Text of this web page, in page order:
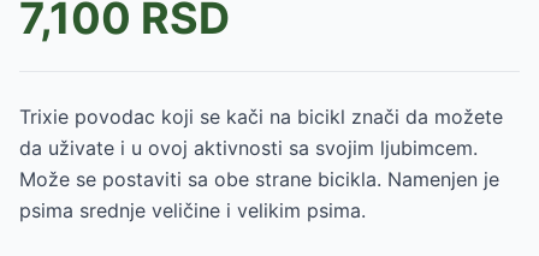
7,100 RSD
Trixie povodac koji se kači na bicikl znači da možete
da uživate i u ovoj aktivnosti sa svojim ljubimcem.
Može se postaviti sa obe strane bicikla. Namenjen je
psima srednje veličine i velikim psima.